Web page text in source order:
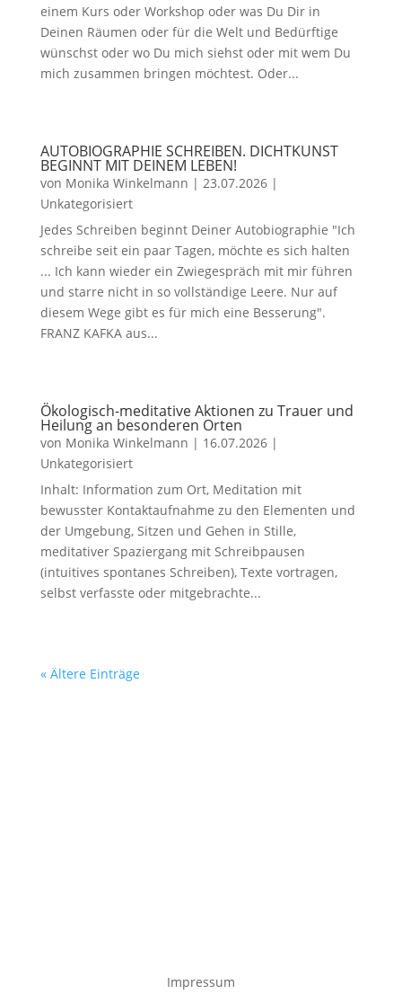
einem Kurs oder Workshop oder was Du Dir in
Deinen Räumen oder für die Welt und Bedürftige
wünschst oder wo Du mich siehst oder mit wem Du
mich zusammen bringen möchtest. Oder...
AUTOBIOGRAPHIE SCHREIBEN. DICHTKUNST
BEGINNT MIT DEINEM LEBEN!
von Monika Winkelmann | 23.07.2026|
Unkategorisiert
Jedes Schreiben beginnt Deiner Autobiographie "Ich
schreibe seit ein paar Tagen, möchte es sich halten
... Ich kann wieder ein Zwiegespräch mit mir führen
und starre nicht in so vollständige Leere. Nur auf
diesem Wege gibt es für mich eine Besserung".
FRANZ KAFKA aus...
Ökologisch-meditative Aktionen zu Trauer und
Heilung an besonderen Orten
von Monika Winkelmann | 16.07.2026|
Unkategorisiert
Inhalt: Information zum Ort, Meditation mit
bewusster Kontaktaufnahme zu den Elementen und
der Umgebung, Sitzen und Gehen in Stille,
meditativer Spaziergang mit Schreibpausen
(intuitives spontanes Schreiben), Texte vortragen,
selbst verfasste oder mitgebrachte...
« Ältere Einträge
Impressum